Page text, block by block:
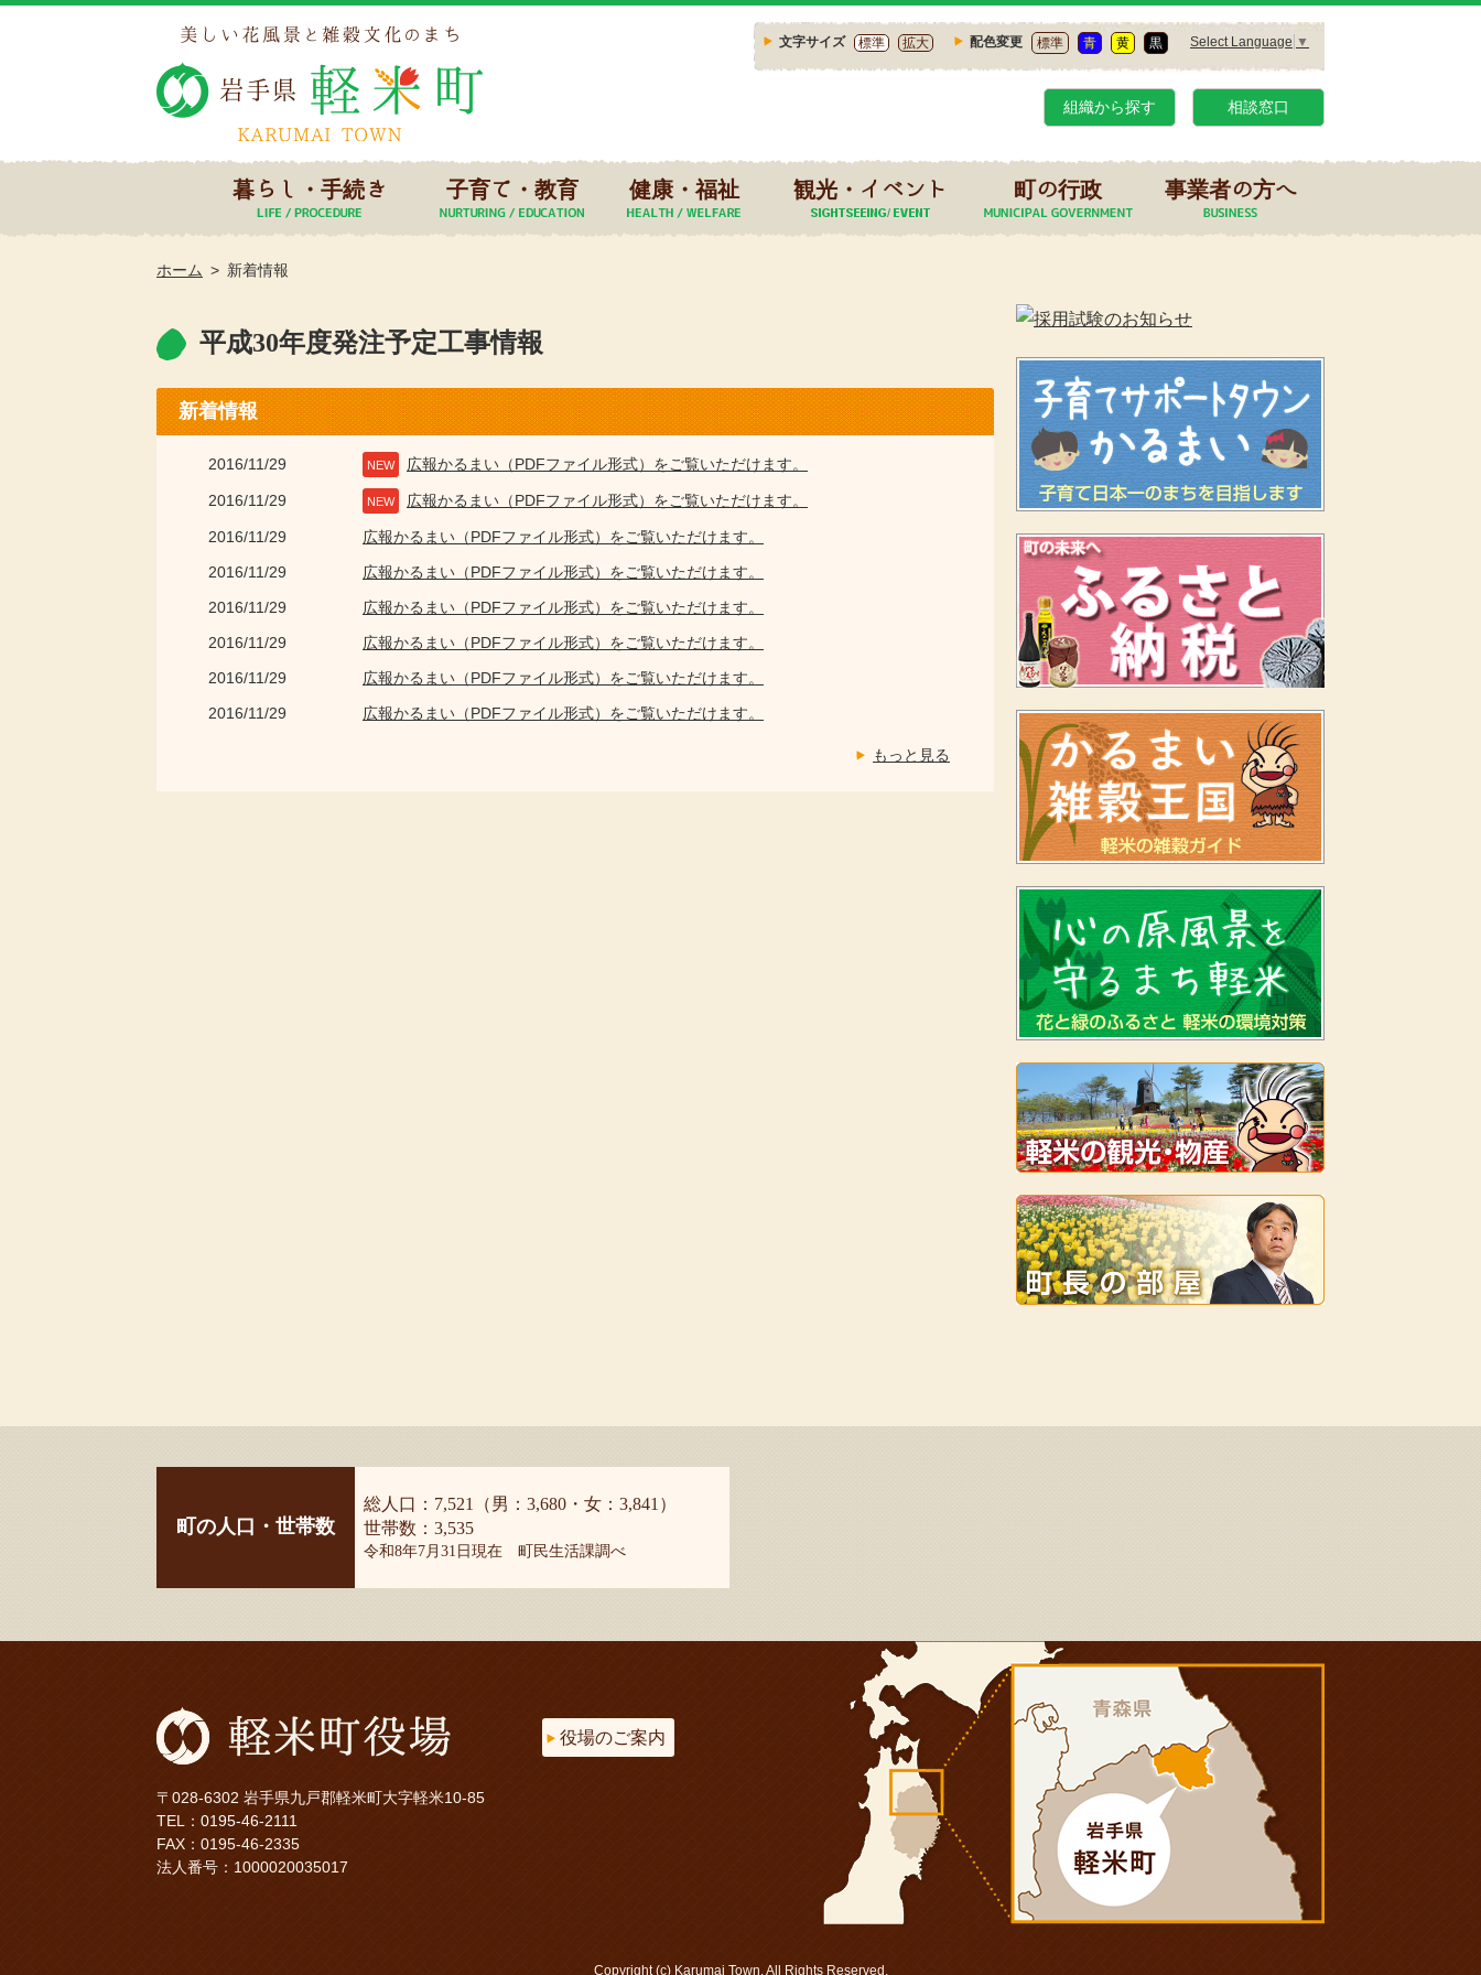
文字サイズ 標準 拡大 配色変更 標準 青 黄 黒 Select Language ▼
組織から探す 相談窓口
暮らし・手続き 子育て・教育 健康・福祉 観光・イベント 町の行政 事業者の方へ
ホーム 新着情報
平成30年度発注予定工事情報
新着情報
2016/11/29 NEW 広報かるまい（PDFファイル形式）をご覧いただけます。
2016/11/29 NEW 広報かるまい（PDFファイル形式）をご覧いただけます。
2016/11/29
広報かるまい（PDFファイル形式）をご覧いただけます。
2016/11/29
広報かるまい（PDFファイル形式）をご覧いただけます。
2016/11/29
広報かるまい（PDFファイル形式）をご覧いただけます。
2016/11/29
広報かるまい（PDFファイル形式）をご覧いただけます。
2016/11/29
広報かるまい（PDFファイル形式）をご覧いただけます。
2016/11/29
広報かるまい（PDFファイル形式）をご覧いただけます。
もっと見る
町の人口・世帯数
総人口：7,521（男：3,680・女：3,841）
世帯数：3,535
令和8年7月31日現在 町民生活課調べ
〒028-6302 岩手県九戸郡軽米町大字軽米10-85
TEL： 0195-46-2111
FAX：0195-46-2335
法人番号：1000020035017
役場のご案内
Copyright (c) Karumai Town. All Rights Reserved.